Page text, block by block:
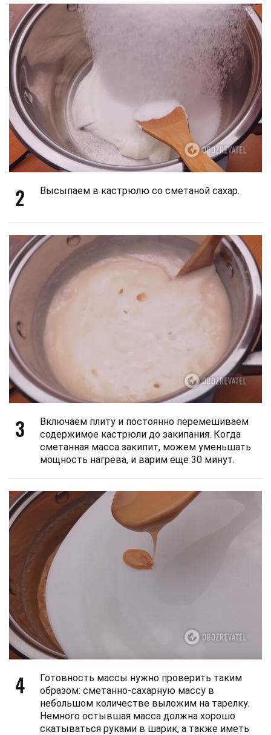
2 Высыпаем в кастрюлю со сметаной сахар.
3
Включаем плиту и постоянно перемешиваем
содержимое кастрюли до закипания. Когда
сметанная масса закипит, можем уменьшать
мощность нагрева, и варим еще 30 минут.
4
Готовность массы нужно проверить таким
образом: сметанно-сахарную массу в
небольшом количестве выложим на тарелку.
Немного остывшая масса должна хорошо
скатываться руками в шарик, а также иметь